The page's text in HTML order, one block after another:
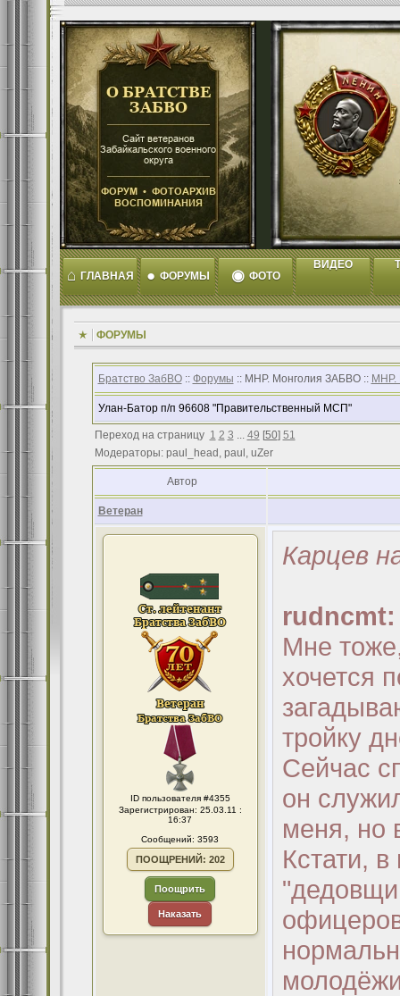
⌂ ГЛАВНАЯ ● ФОРУМЫ ◉ ФОТО
ВИДЕО
ФОРУМЫ
Братство ЗабВО:: Форумы :: МНР. Монголия ЗАБВО :: МНР.
Улан-Батор п/п 96608 "Правительственный МСП"
Переход на страницу 1 2 3 ... 49 [50] 51
Модераторы: paul_head, paul, uZer
Автор
Ветеран
ID пользователя #4355
Зарегистрирован: 25.03.11 :
16:37
Сообщений: 3593
ПООЩРЕНИЙ: 202
Поощрить
Наказать
Карцев
rudncmt:
Мне
хочется
тройку
Сейчас
он
меня, но
Кстати,